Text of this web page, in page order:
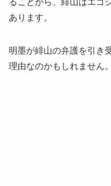
ることから、緋山はエゴ
あります。
明墨が緋山の弁護を引き
理由なのかもしれません。